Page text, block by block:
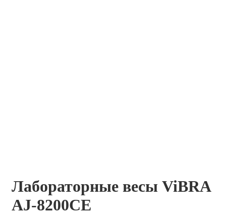
Лабораторные весы ViBRA
AJ-8200CE